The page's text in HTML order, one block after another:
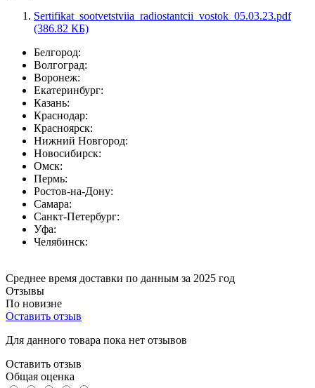
Sertifikat_sootvetstviia_radiostantcii_vostok_05.03.23.pdf
(386.82 КБ)
Белгород:
Волгоград:
Воронеж:
Екатеринбург:
Казань:
Краснодар:
Красноярск:
Нижний Новгород:
Новосибирск:
Омск:
Пермь:
Ростов-на-Дону:
Самара:
Санкт-Петербург:
Уфа:
Челябинск:
Среднее время доставки по данным за 2025 год
Отзывы
По новизне
Оставить отзыв
Для данного товара пока нет отзывов
Оставить отзыв
Общая оценка